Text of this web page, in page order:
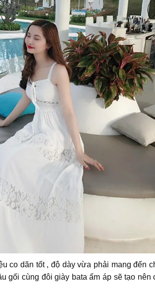
co dãn tốt , độ dày vừa phải mang đến
gối cùng đôi giày bata ấm áp sẽ tạo